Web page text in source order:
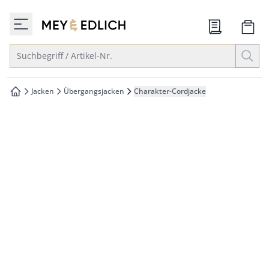
springen
springen
zur Startseite
Suchbegriff / Artikel-Nr.
zur Startseite
Jacken Übergangsjacken Charakter-Cordjacke